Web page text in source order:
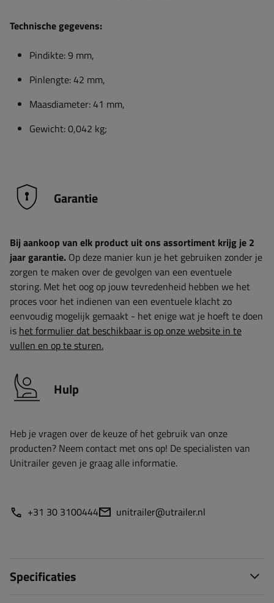
Technische gegevens:
Pindikte: 9 mm,
Pinlengte: 42 mm,
Maasdiameter: 41 mm,
Gewicht: 0,042 kg;
Garantie
Bij aankoop van elk product uit ons assortiment krijg je 2
jaar garantie. Op deze manier kun je het gebruiken zonder je
zorgen te maken over de gevolgen van een eventuele
storing. Met het oog op jouw tevredenheid hebben we het
proces voor het indienen van een eventuele klacht zo
eenvoudig mogelijk gemaakt - het enige wat je hoeft te doen
is het formulier dat beschikbaar is op onze website in te
vullen en op te sturen.
Hulp
Heb je vragen over de keuze of het gebruik van onze
producten? Neem contact met ons op! De specialisten van
Unitrailer geven je graag alle informatie.
+31 30 3100444 unitrailer@utrailer.nl
Specificaties